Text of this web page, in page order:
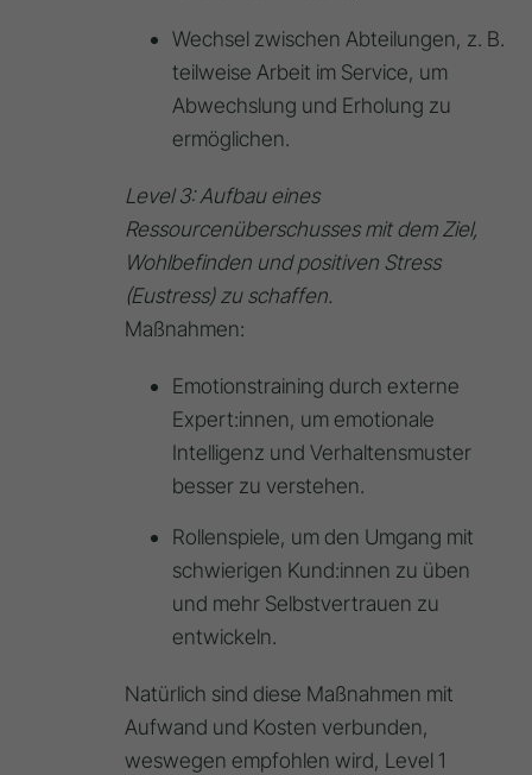
Wechsel zwischen Abteilungen, z. B.
teilweise Arbeit im Service, um
Abwechslung und Erholung zu
ermöglichen.
Level 3: Aufbau eines
Ressourcenüberschusses mit dem Ziel,
Wohlbefinden und positiven Stress
(Eustress) zu schaffen.
Maßnahmen:
Emotionstraining durch externe
Expert:innen, um emotionale
Intelligenz und Verhaltensmuster
besser zu verstehen.
Rollenspiele, um den Umgang mit
schwierigen Kund:innen zu üben
und mehr Selbstvertrauen zu
entwickeln.
Natürlich sind diese Maßnahmen mit
Aufwand und Kosten verbunden,
weswegen empfohlen wird, Level 1